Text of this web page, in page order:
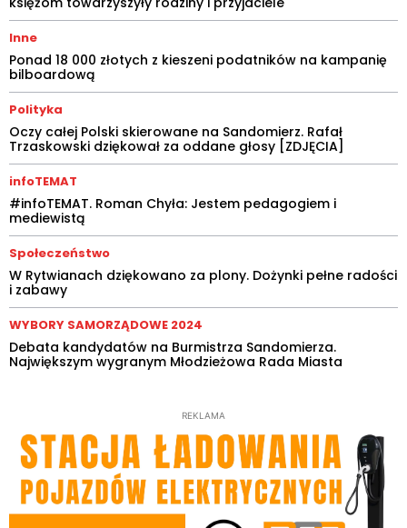
Inne
Ponad 18 000 złotych z kieszeni podatników na kampanię
bilboardową
Polityka
Oczy całej Polski skierowane na Sandomierz. Rafał
Trzaskowski dziękował za oddane głosy [ZDJĘCIA]
infoTEMAT
#infoTEMAT. Roman Chyła: Jestem pedagogiem i
mediewistą
Społeczeństwo
W Rytwianach dziękowano za plony. Dożynki pełne radości
i zabawy
WYBORY SAMORZĄDOWE 2024
Debata kandydatów na Burmistrza Sandomierza.
Największym wygranym Młodzieżowa Rada Miasta
REKLAMA